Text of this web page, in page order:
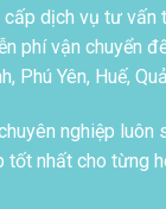
dịch vụ tư vấn
phí vận chuyển
Phú Yên, Huế,
nghiệp luôn
tốt nhất cho từng